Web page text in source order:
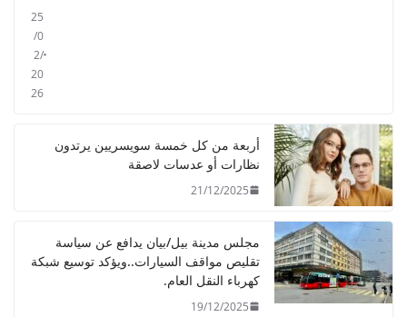
25
/0
2/
20
26
أربعة من كل خمسة سويسريين يرتدون
نظارات أو عدسات لاصقة
21/12/2025
مجلس مدينة بيل/بيان يدافع عن سياسة
تقليص مواقف السيارات..ويؤكد توسيع شبكة
كهرباء النقل العام.
19/12/2025